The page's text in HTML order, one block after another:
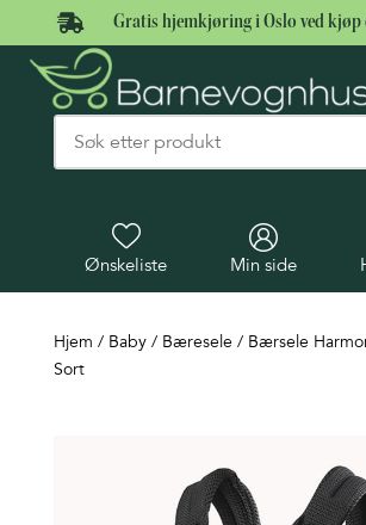
 Gratis hjemkjøring i Oslo ved kjøp
Ønskeliste Min side
Hjem / Baby/ Bæresele / Bærsele
Sort